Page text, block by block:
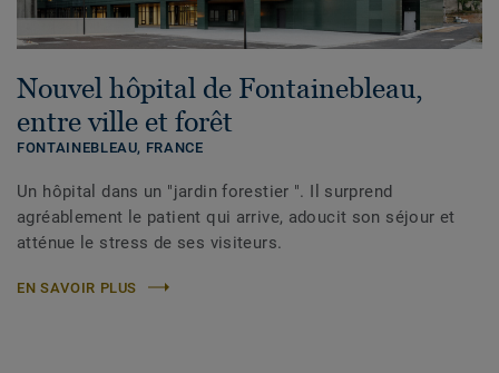
Nouvel hôpital de Fontainebleau,
entre ville et forêt
FONTAINEBLEAU, FRANCE
Un hôpital dans un "jardin forestier ". Il surprend
agréablement le patient qui arrive, adoucit son séjour et
atténue le stress de ses visiteurs.
EN SAVOIR PLUS